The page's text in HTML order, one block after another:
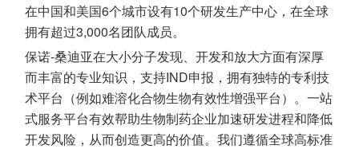
在中国和美国6个城市设有10个研发生产中心，在全球
拥有超过3,000名团队成员。
保诺-桑迪亚在大小分子发现、开发和放大方面有深厚
而丰富的专业知识，支持IND申报，拥有独特的专利技
术平台（例如难溶化合物生物有效性增强平台）。一站
式服务平台有效帮助生物制药企业加速研发进程和降低
开发风险，从而创造更高的价值。我们遵循全球高标准